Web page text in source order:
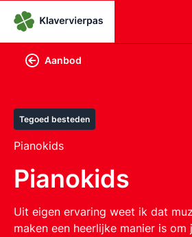
Aanbod
Tegoed besteden
Pianokids
Pianokids
Uit eigen ervaring weet ik dat
maken een heerlijke manier is om